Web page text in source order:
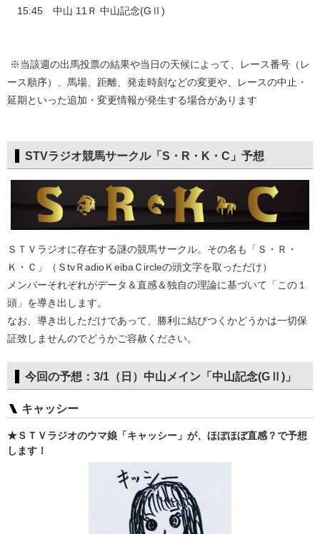
15:45 中山 11Ｒ 中山記念(GⅡ)
※当該週の出馬投票の結果や当日の天候によって、レース番号（レ
ース順序）、馬場、距離、発走時刻などの変更や、レースの中止・
延期といった追加・変更情報が発生する場合があります
STVラジオ競馬サークル「S・R・K・C」予想
ＳＴＶラジオに存在する謎の競馬サークル。その名も「Ｓ・Ｒ・
Ｋ・Ｃ」（ＳtvＲadioＫeibaＣircleの頭文字を取っただけ）
メンバーそれぞれがデータ＆直感＆独自の理論に基づいて「この１
頭」を導き出します。
なお、導き出しただけであって、勝利に結びつくかどうかは一切保
証致しませんのでどうかご容赦ください。
今回の予想：3/1（日）中山メイン「中山記念(GⅡ)」
キャッシー
★ＳＴＶラジオのウマ娘「キャッシー」が、ほぼほぼ直感？で予想
します！